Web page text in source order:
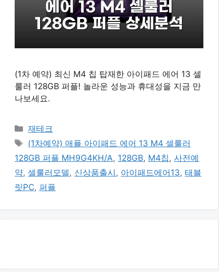
(1차 예약) 최신 M4 칩 탑재한 아이패드 에어 13 셀
룰러 128GB 퍼플! 놀라운 성능과 휴대성을 지금 만
나보세요.
카
테
고
리
재테크
태
그
(1차예약) 애플 아이패드 에어 13 M4 셀룰러
128GB 퍼플 MH9G4KH/A, 128GB, M4칩 , 사전예
약, 셀룰러모델 , 신상품출시 , 아이패드에어13, 태블
릿PC, 퍼플